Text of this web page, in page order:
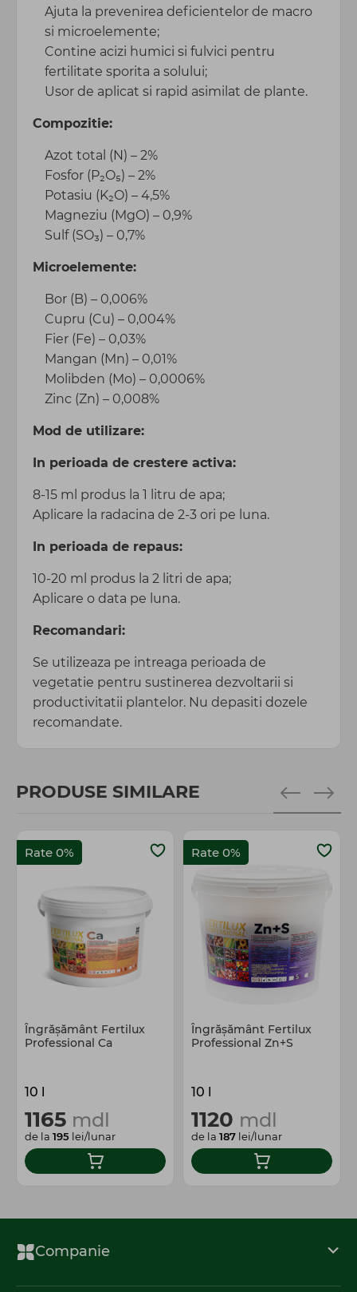
Ajuta la prevenirea deficientelor de macro
si microelemente;
Contine acizi humici si fulvici pentru
fertilitate sporita a solului;
Usor de aplicat si rapid asimilat de plante.
Compozitie:
Azot total (N) – 2%
Fosfor (P₂O₅) – 2%
Potasiu (K₂O) – 4,5%
Magneziu (MgO) – 0,9%
Sulf (SO₃) – 0,7%
Microelemente:
Bor (B) – 0,006%
Cupru (Cu) – 0,004%
Fier (Fe) – 0,03%
Mangan (Mn) – 0,01%
Molibden (Mo) – 0,0006%
Zinc (Zn) – 0,008%
Mod de utilizare:
In perioada de crestere activa:
8-15 ml produs la 1 litru de apa;
Aplicare la radacina de 2-3 ori pe luna.
In perioada de repaus:
10-20 ml produs la 2 litri de apa;
Aplicare o data pe luna.
Recomandari:
Se utilizeaza pe intreaga perioada de
vegetatie pentru sustinerea dezvoltarii si
productivitatii plantelor. Nu depasiti dozele
recomandate.
PRODUSE SIMILARE
Rate 0%
Îngrășământ Fertilux
Professional Ca
10 l
1165 mdl
de la 195 lei/lunar
Rate 0%
Îngrășământ Fertilux
Professional Zn+S
10 l
1120 mdl
de la 187 lei/lunar
Companie